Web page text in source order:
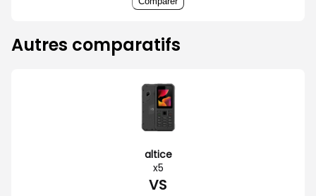
Autres comparatifs
altice
x5
VS